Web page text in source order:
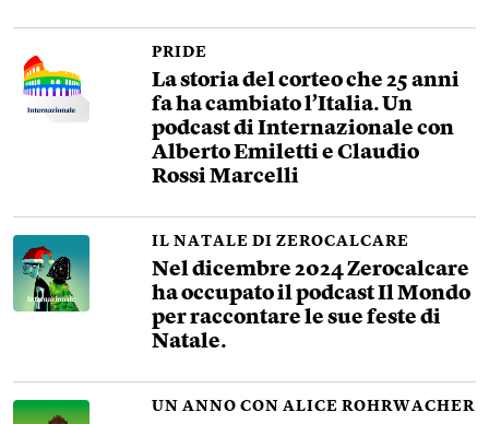
PRIDE
La storia del corteo che 25 anni
fa ha cambiato l’Italia. Un
podcast di Internazionale con
Alberto Emiletti e Claudio
Rossi Marcelli
IL NATALE DI ZEROCALCARE
Nel dicembre 2024 Zerocalcare
ha occupato il podcast Il Mondo
per raccontare le sue feste di
Natale.
UN ANNO CON ALICE ROHRWACHER